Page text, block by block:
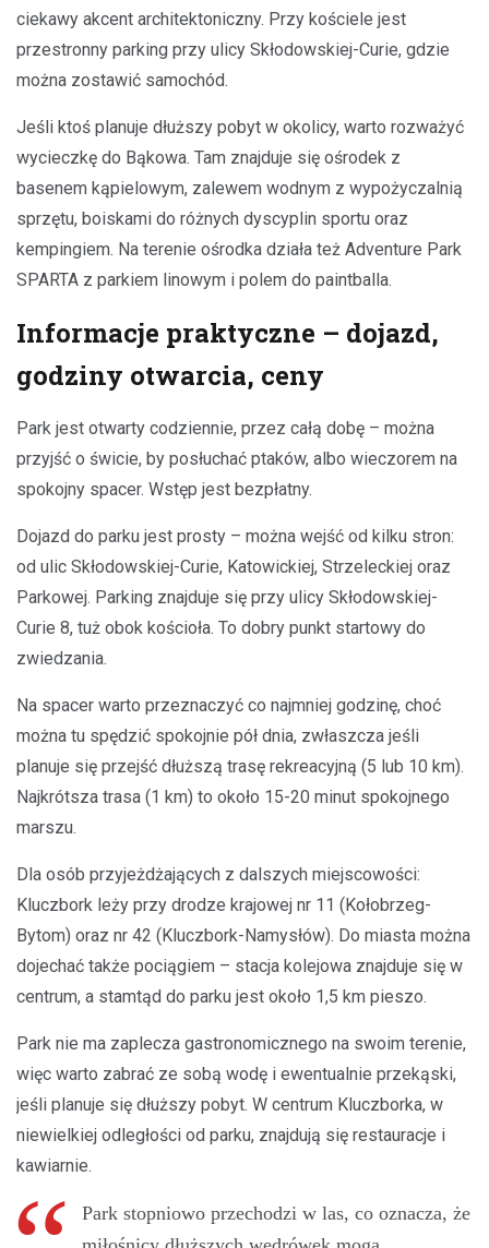
ciekawy akcent architektoniczny. Przy kościele jest
przestronny parking przy ulicy Skłodowskiej-Curie, gdzie
można zostawić samochód.
Jeśli ktoś planuje dłuższy pobyt w okolicy, warto rozważyć
wycieczkę do Bąkowa. Tam znajduje się ośrodek z
basenem kąpielowym, zalewem wodnym z wypożyczalnią
sprzętu, boiskami do różnych dyscyplin sportu oraz
kempingiem. Na terenie ośrodka działa też Adventure Park
SPARTA z parkiem linowym i polem do paintballa.
Informacje praktyczne – dojazd,
godziny otwarcia, ceny
Park jest otwarty codziennie, przez całą dobę – można
przyjść o świcie, by posłuchać ptaków, albo wieczorem na
spokojny spacer. Wstęp jest bezpłatny.
Dojazd do parku jest prosty – można wejść od kilku stron:
od ulic Skłodowskiej-Curie, Katowickiej, Strzeleckiej oraz
Parkowej. Parking znajduje się przy ulicy Skłodowskiej-
Curie 8, tuż obok kościoła. To dobry punkt startowy do
zwiedzania.
Na spacer warto przeznaczyć co najmniej godzinę, choć
można tu spędzić spokojnie pół dnia, zwłaszcza jeśli
planuje się przejść dłuższą trasę rekreacyjną (5 lub 10 km).
Najkrótsza trasa (1 km) to około 15-20 minut spokojnego
marszu.
Dla osób przyjeżdżających z dalszych miejscowości:
Kluczbork leży przy drodze krajowej nr 11 (Kołobrzeg-
Bytom) oraz nr 42 (Kluczbork-Namysłów). Do miasta można
dojechać także pociągiem – stacja kolejowa znajduje się w
centrum, a stamtąd do parku jest około 1,5 km pieszo.
Park nie ma zaplecza gastronomicznego na swoim terenie,
więc warto zabrać ze sobą wodę i ewentualnie przekąski,
jeśli planuje się dłuższy pobyt. W centrum Kluczborka, w
niewielkiej odległości od parku, znajdują się restauracje i
kawiarnie.
Park stopniowo przechodzi w las, co oznacza, że